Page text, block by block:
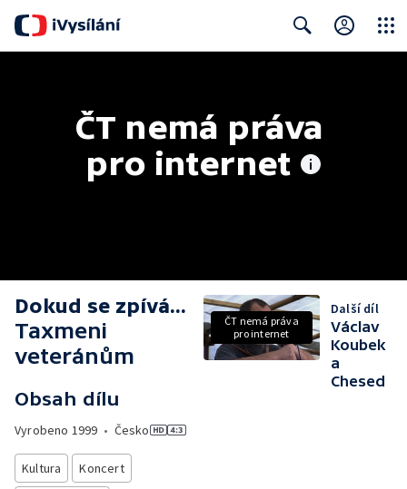
ČT nemá práva
pro internet
Dokud se zpívá...
Taxmeni
veteránům
Obsah dílu
Vyrobeno 1999 • Česko
Kultura
Koncert
ČT nemá práva
pro internet
Další díl
Václav
Koubek
a
Chesed